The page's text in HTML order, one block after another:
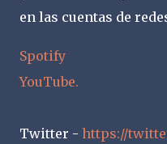
en las cuentas de
Spotify
YouTube.
Twitter - https://